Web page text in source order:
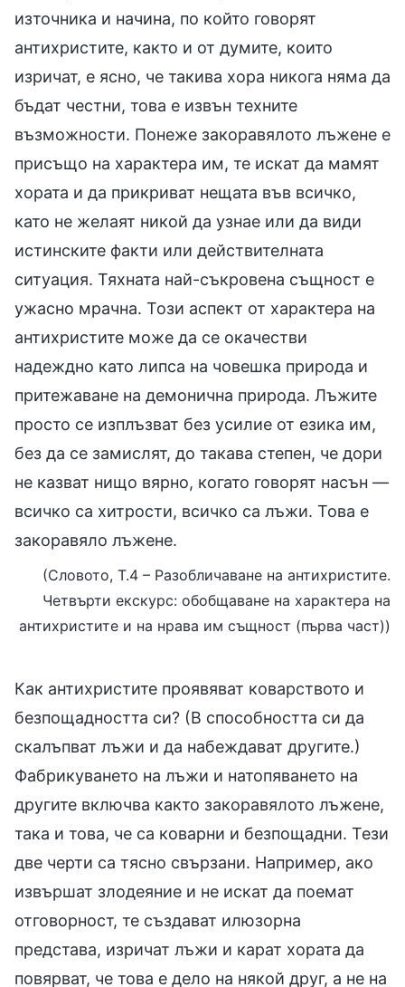
източника и начина, по който говорят
антихристите, както и от думите, които
изричат, е ясно, че такива хора никога няма да
бъдат честни, това е извън техните
възможности. Понеже закоравялото лъжене е
присъщо на характера им, те искат да мамят
хората и да прикриват нещата във всичко,
като не желаят никой да узнае или да види
истинските факти или действителната
ситуация. Тяхната най-съкровена същност е
ужасно мрачна. Този аспект от характера на
антихристите може да се окачестви
надеждно като липса на човешка природа и
притежаване на демонична природа. Лъжите
просто се изплъзват без усилие от езика им,
без да се замислят, до такава степен, че дори
не казват нищо вярно, когато говорят насън —
всичко са хитрости, всичко са лъжи. Това е
закоравяло лъжене.
(Словото, Т.4 – Разобличаване на антихристите.
Четвърти екскурс: обобщаване на характера на
антихристите и на нрава им същност (първа част))
Как антихристите проявяват коварството и
безпощадността си? (В способността си да
скалъпват лъжи и да набеждават другите.)
Фабрикуването на лъжи и натопяването на
другите включва както закоравялото лъжене,
така и това, че са коварни и безпощадни. Тези
две черти са тясно свързани. Например, ако
извършат злодеяние и не искат да поемат
отговорност, те създават илюзорна
представа, изричат лъжи и карат хората да
повярват, че това е дело на някой друг, а не на